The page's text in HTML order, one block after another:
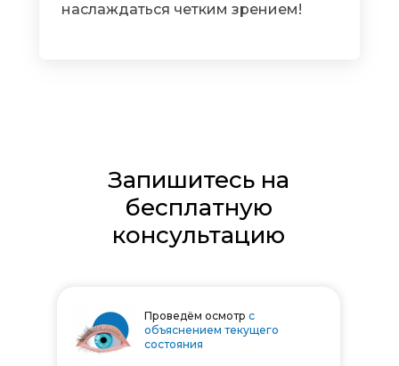
наслаждаться четким зрением!
Запишитесь на
бесплатную
консультацию
Проведём осмотр с
объяснением текущего
состояния